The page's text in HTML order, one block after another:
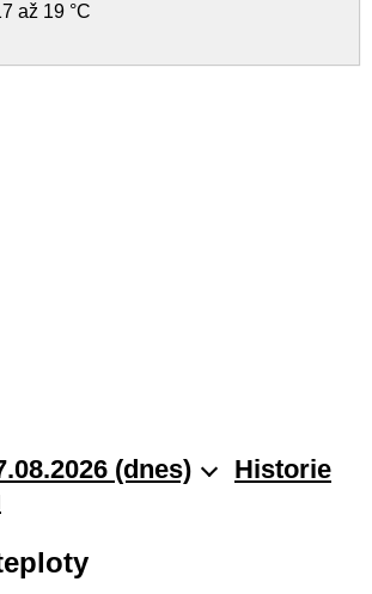
až 19 °C
(dnes)
Historie